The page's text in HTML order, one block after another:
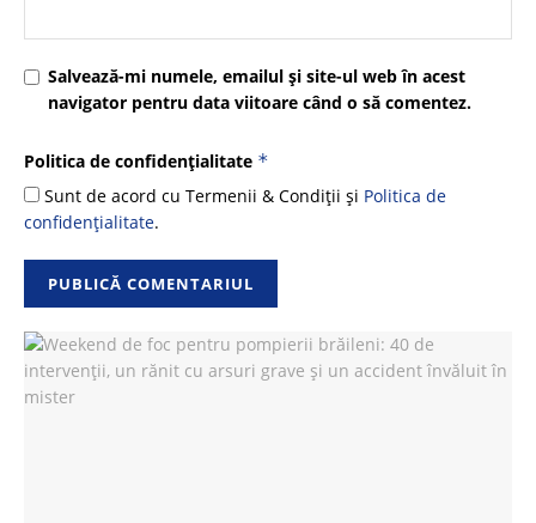
Salvează-mi numele, emailul și site-ul web în acest
navigator pentru data viitoare când o să comentez.
Politica de confidențialitate *
Sunt de acord cu Termenii & Condiții și Politica de
confidențialitate.